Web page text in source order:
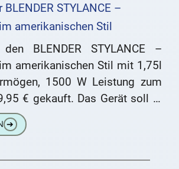
STYLANCE –
amerikanischen Stil
BLENDER STYLANCE –
amerikanischen Stil mit 1,75l
1500 W Leistung zum
€ gekauft. Das Gerät soll in
ein Billigprodukt
➔